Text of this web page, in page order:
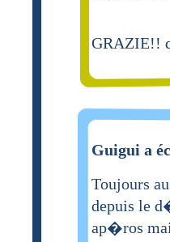
GRAZIE!!
Guigui a
Toujours
depuis le
ap�ros